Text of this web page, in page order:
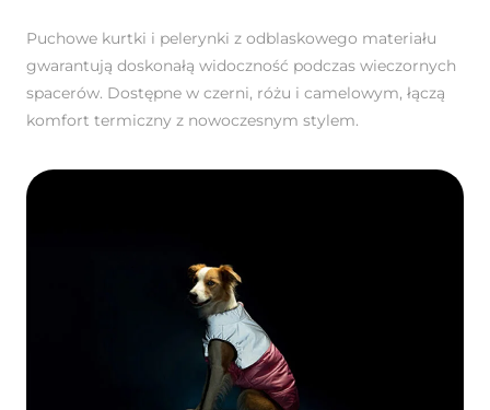
Puchowe kurtki i pelerynki z odblaskowego materiału
gwarantują doskonałą widoczność podczas wieczornych
spacerów. Dostępne w czerni, różu i camelowym, łączą
komfort termiczny z nowoczesnym stylem.